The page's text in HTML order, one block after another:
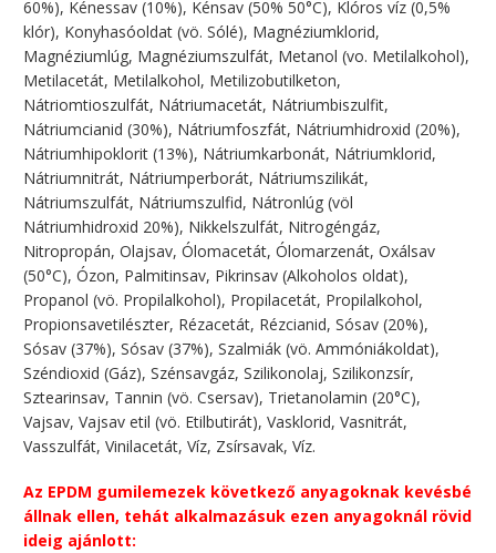
60%), Kénessav (10%), Kénsav (50% 50°C), Klóros víz (0,5%
klór), Konyhasóoldat (vö. Sólé), Magnéziumklorid,
Magnéziumlúg, Magnéziumszulfát, Metanol (vo. Metilalkohol),
Metilacetát, Metilalkohol, Metilizobutilketon,
Nátriomtioszulfát, Nátriumacetát, Nátriumbiszulfit,
Nátriumcianid (30%), Nátriumfoszfát, Nátriumhidroxid (20%),
Nátriumhipoklorit (13%), Nátriumkarbonát, Nátriumklorid,
Nátriumnitrát, Nátriumperborát, Nátriumszilikát,
Nátriumszulfát, Nátriumszulfid, Nátronlúg (völ
Nátriumhidroxid 20%), Nikkelszulfát, Nitrogéngáz,
Nitropropán, Olajsav, Ólomacetát, Ólomarzenát, Oxálsav
(50°C), Ózon, Palmitinsav, Pikrinsav (Alkoholos oldat),
Propanol (vö. Propilalkohol), Propilacetát, Propilalkohol,
Propionsavetilészter, Rézacetát, Rézcianid, Sósav (20%),
Sósav (37%), Sósav (37%), Szalmiák (vö. Ammóniákoldat),
Széndioxid (Gáz), Szénsavgáz, Szilikonolaj, Szilikonzsír,
Sztearinsav, Tannin (vö. Csersav), Trietanolamin (20°C),
Vajsav, Vajsav etil (vö. Etilbutirát), Vasklorid, Vasnitrát,
Vasszulfát, Vinilacetát, Víz, Zsírsavak, Víz.
Az EPDM gumilemezek következő anyagoknak kevésbé
állnak ellen, tehát alkalmazásuk ezen anyagoknál rövid
ideig ajánlott: